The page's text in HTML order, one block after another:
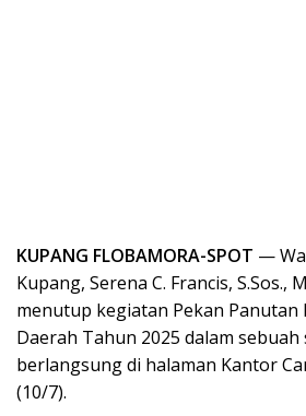
KUPANG FLOBAMORA-SPOT —
Kupang, Serena C. Francis, S.Sos.,
menutup kegiatan Pekan Panutan
Daerah Tahun 2025 dalam
berlangsung di halaman Kantor
(10/7).